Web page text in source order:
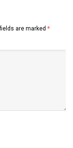
are marked *